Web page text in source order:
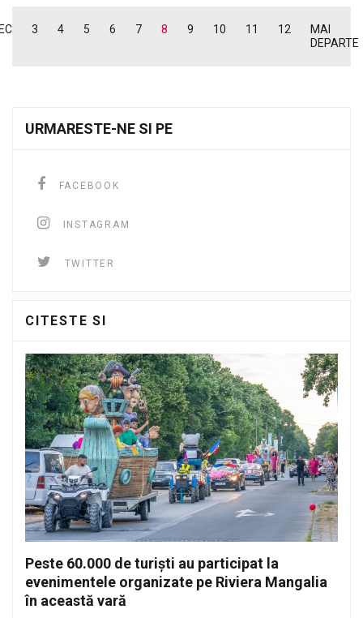
3 4 5 6 7 8 9 10 11 12
MAI
DEPARTE
URMARESTE-NE SI PE
FACEBOOK
INSTAGRAM
TWITTER
CITESTE SI
Peste 60.000 de turiști au participat la
evenimentele organizate pe Riviera Mangalia
în această vară